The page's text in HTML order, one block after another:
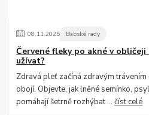
08.11.2025 Babské rady
Červené fleky po akné v
užívat?
Zdravá pleť začíná zdravým
obojí. Objevte, jak lněné semínko,
pomáhají šetrně rozhýbat ...číst celé